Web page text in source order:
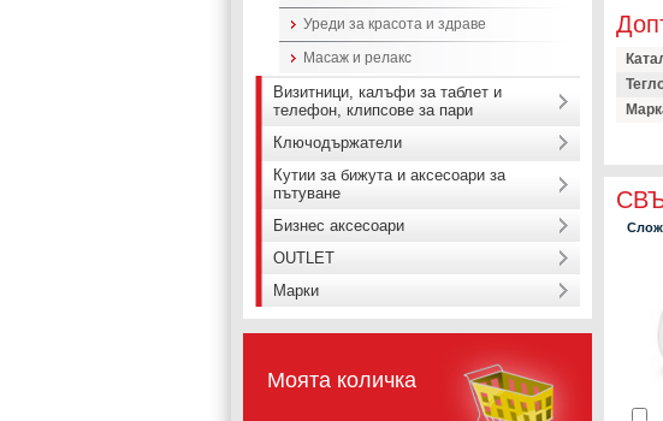
Уреди за красота и здраве
Масаж и релакс
Визитници, калъфи за таблет и
телефон, клипсове за пари
Ключодържатели
Кутии за бижута и аксесоари за
пътуване
Бизнес аксесоари
OUTLET
Марки
Моята количка